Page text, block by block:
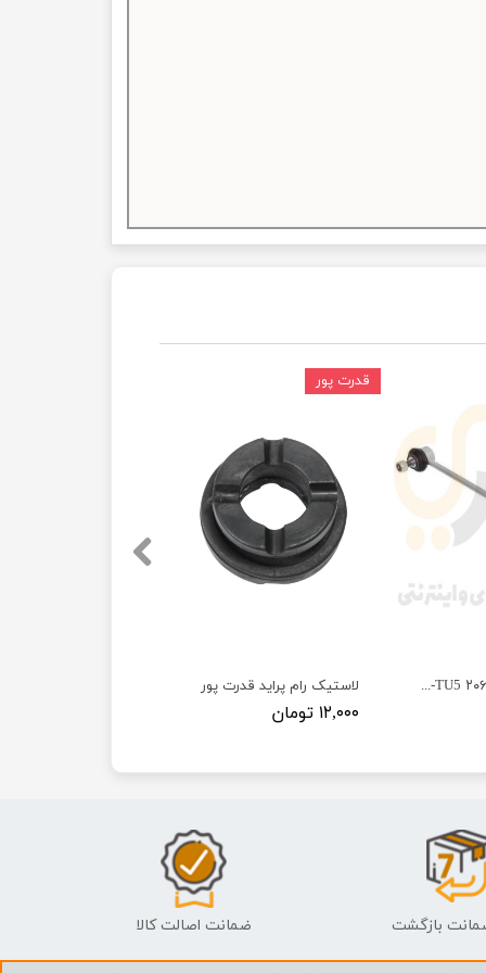
لاستیک رام پراید قدرت پور
۱۲,۰۰۰ تومان
قدرت پور
میل موجگیر جلو ۲۰۶ TU3-TU5 پژو - ISACO - ایساکو آبی-گارانتی پلاس
ضمانت اصالت کالا